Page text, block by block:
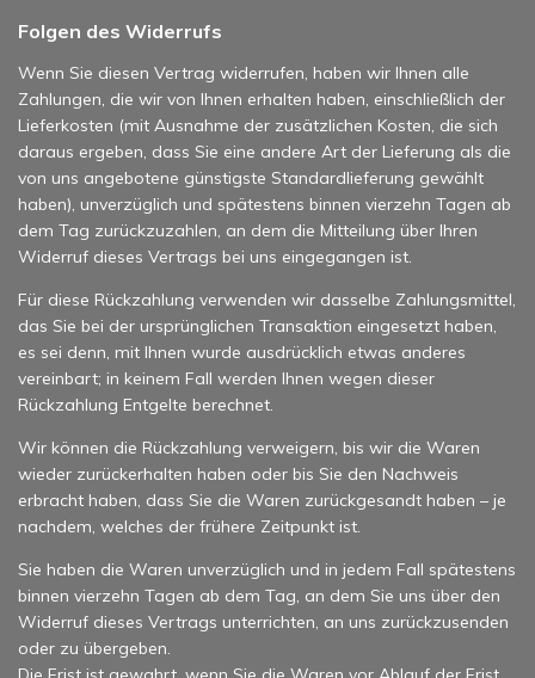
Folgen des Widerrufs
Wenn Sie diesen Vertrag widerrufen, haben wir Ihnen alle
Zahlungen, die wir von Ihnen erhalten haben, einschließlich der
Lieferkosten (mit Ausnahme der zusätzlichen Kosten, die sich
daraus ergeben, dass Sie eine andere Art der Lieferung als die
von uns angebotene günstigste Standardlieferung gewählt
haben), unverzüglich und spätestens binnen vierzehn Tagen ab
dem Tag zurückzuzahlen, an dem die Mitteilung über Ihren
Widerruf dieses Vertrags bei uns eingegangen ist.
Für diese Rückzahlung verwenden wir dasselbe Zahlungsmittel,
das Sie bei der ursprünglichen Transaktion eingesetzt haben,
es sei denn, mit Ihnen wurde ausdrücklich etwas anderes
vereinbart; in keinem Fall werden Ihnen wegen dieser
Rückzahlung Entgelte berechnet.
Wir können die Rückzahlung verweigern, bis wir die Waren
wieder zurückerhalten haben oder bis Sie den Nachweis
erbracht haben, dass Sie die Waren zurückgesandt haben – je
nachdem, welches der frühere Zeitpunkt ist.
Sie haben die Waren unverzüglich und in jedem Fall spätestens
binnen vierzehn Tagen ab dem Tag, an dem Sie uns über den
Widerruf dieses Vertrags unterrichten, an uns zurückzusenden
oder zu übergeben.